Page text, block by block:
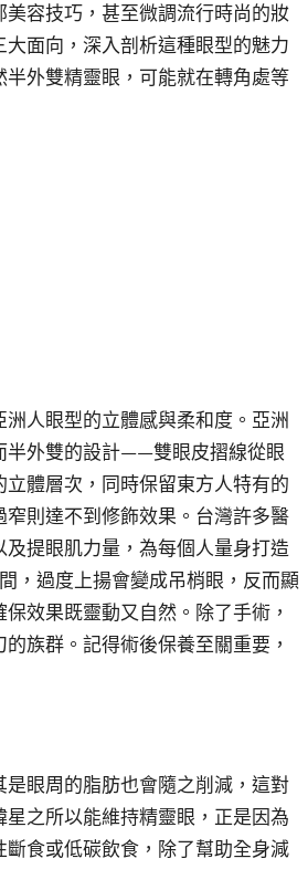
容技巧，甚至微調流行時尚的妝
面向，深入剖析這種眼型的魅力
外雙精靈眼，可能就在轉角處等
人眼型的立體感與柔和度。亞洲
半外雙的設計——雙眼皮摺線從眼
體層次，同時保留東方人特有的
則達不到修飾效果。台灣許多醫
提眼肌力量，為每個人量身打造
，過度上揚會變成吊梢眼，反而顯
效果既靈動又自然。除了手術，
族群。記得術後保養至關重要，
眼周的脂肪也會隨之削減，這對
之所以能維持精靈眼，正是因為
食或低碳飲食，除了幫助全身減